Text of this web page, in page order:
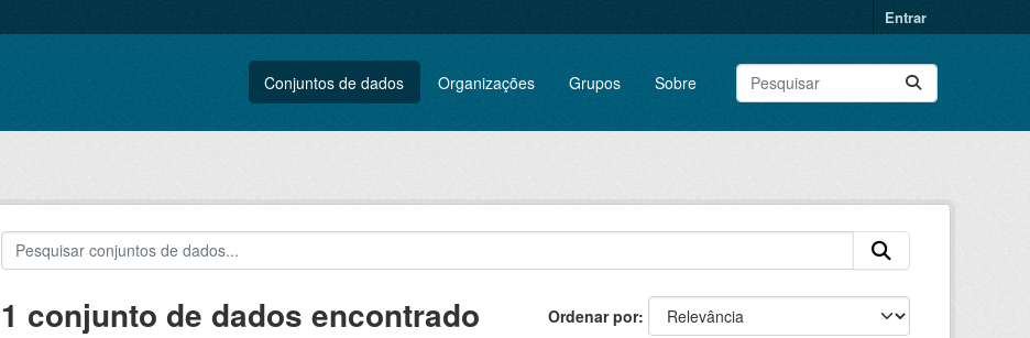
Entrar
Conjuntos de dados Organizações Grupos Sobre
Ordenar por
1 conjunto de dados encontrado